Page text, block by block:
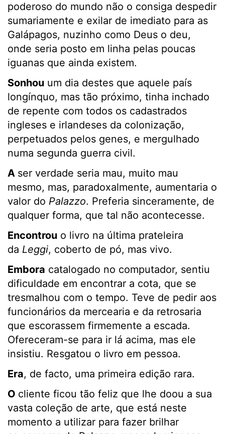
poderoso do mundo não o consiga despedir
sumariamente e exilar de imediato para as
Galápagos, nuzinho como Deus o deu,
onde seria posto em linha pelas poucas
iguanas que ainda existem.
Sonhou um dia destes que aquele país
longínquo, mas tão próximo, tinha inchado
de repente com todos os cadastrados
ingleses e irlandeses da colonização,
perpetuados pelos genes, e mergulhado
numa segunda guerra civil.
A ser verdade seria mau, muito mau
mesmo, mas, paradoxalmente, aumentaria o
valor do Palazzo. Preferia sinceramente, de
qualquer forma, que tal não acontecesse.
Encontrou o livro na última prateleira
da Leggi, coberto de pó, mas vivo.
Embora catalogado no computador, sentiu
dificuldade em encontrar a cota, que se
tresmalhou com o tempo. Teve de pedir aos
funcionários da mercearia e da retrosaria
que escorassem firmemente a escada.
Ofereceram-se para ir lá acima, mas ele
insistiu. Resgatou o livro em pessoa.
Era, de facto, uma primeira edição rara.
O cliente ficou tão feliz que lhe doou a sua
vasta coleção de arte, que está neste
momento a utilizar para fazer brilhar